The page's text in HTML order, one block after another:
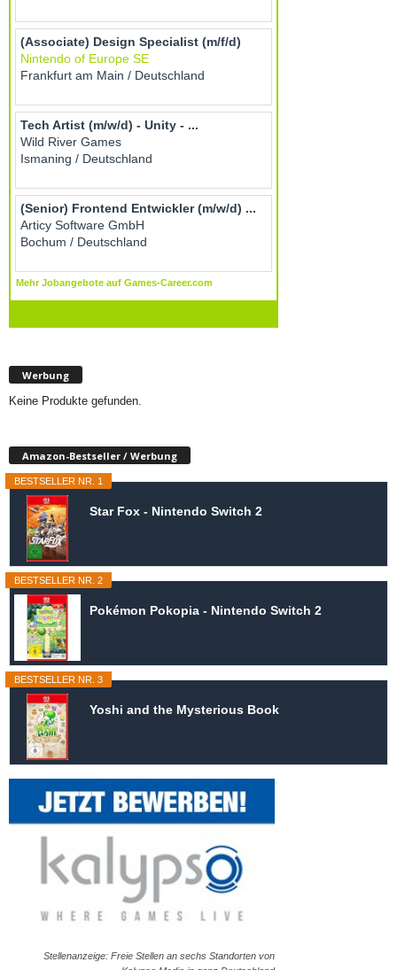
Werbung
Keine Produkte gefunden.
Amazon-Bestseller / Werbung
BESTSELLER NR. 1
Star Fox - Nintendo Switch 2
BESTSELLER NR. 2
Pokémon Pokopia - Nintendo Switch 2
BESTSELLER NR. 3
Yoshi and the Mysterious Book
Stellenanzeige: Freie Stellen an sechs Standorten von